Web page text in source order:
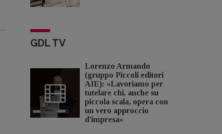
GDL TV
Lorenzo Armando
(gruppo Piccoli editori
AIE): «Lavoriamo per
tutelare chi, anche su
piccola scala, opera con
un vero approccio
d'impresa»